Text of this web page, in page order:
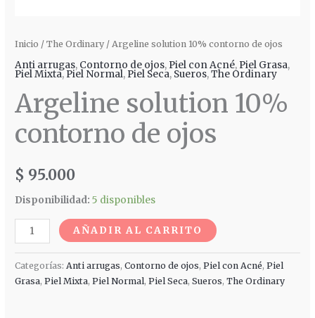
Inicio /The Ordinary / Argeline solution 10% contorno de ojos
Anti arrugas, Contorno de ojos, Piel con Acné, Piel Grasa,
Piel Mixta, Piel Normal, Piel Seca, Sueros,The Ordinary
Argeline solution 10%
contorno de ojos
$ 95.000
Disponibilidad: 5 disponibles
AÑADIR AL CARRITO
Categorías: Anti arrugas,Contorno de ojos,Piel con Acné,Piel
Grasa,Piel Mixta,Piel Normal,Piel Seca,Sueros,The Ordinary